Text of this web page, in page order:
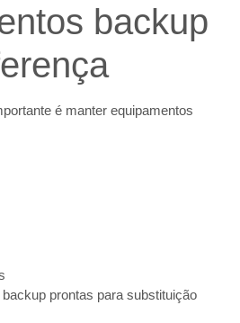
backup
é manter equipamentos
prontas para substituição